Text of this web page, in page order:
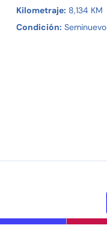
Kilometraje: 8,134 KM
Condición: Seminuevo